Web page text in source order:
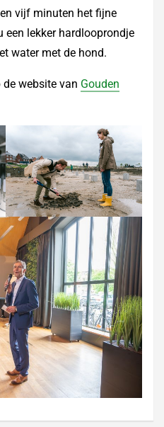
vijf minuten het fijne
een lekker hardlooprondje
water met de hond.
website van Gouden